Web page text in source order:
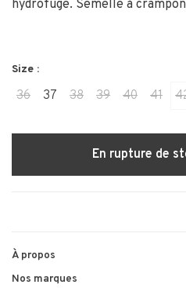
hydrofuge. Semelle à
Size :
36 37 38 39 40 41
En rupture de
À propos
Nos marques